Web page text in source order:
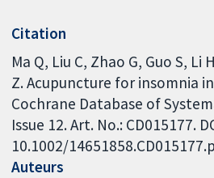
Citation
Ma Q, Liu C, Zhao G, Guo S, Li
Z. Acupuncture for insomnia
Cochrane Database of
Issue 12. Art. No.: CD015177.
10.1002/
Auteurs